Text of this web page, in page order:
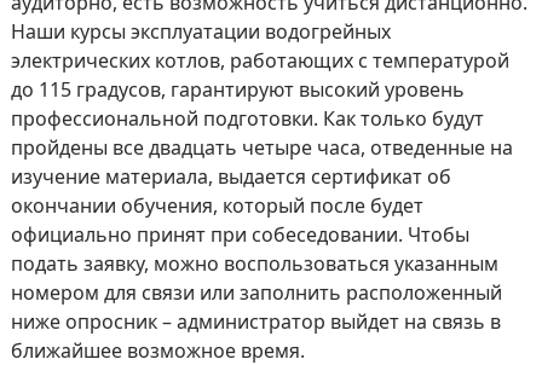
Наши курсы эксплуатации водогрейных
электрических котлов, работающих с температурой
до 115 градусов, гарантируют высокий уровень
профессиональной подготовки. Как только будут
пройдены все двадцать четыре часа, отведенные на
изучение материала, выдается сертификат об
окончании обучения, который после будет
официально принят при собеседовании. Чтобы
подать заявку, можно воспользоваться указанным
номером для связи или заполнить расположенный
ниже опросник – администратор выйдет на связь в
ближайшее возможное время.